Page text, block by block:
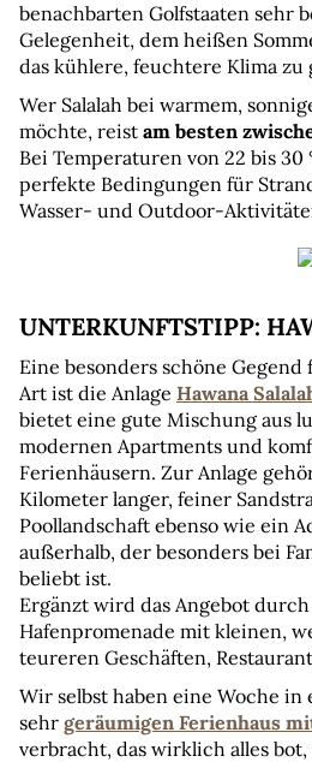
benachbarten Golfstaaten sehr
Gelegenheit, dem heißen
das kühlere, feuchtere Klima zu
Wer Salalah bei warmem,
möchte, reist am besten
Bei Temperaturen von 22 bis 30
perfekte Bedingungen für
Wasser- und Outdoor-
UNTERKUNFTSTIPP:
Eine besonders schöne
Art ist die Anlage Hawana
bietet eine gute Mischung aus
modernen Apartments und
Ferienhäusern. Zur Anlage
Kilometer langer, feiner
Poollandschaft ebenso wie ein
außerhalb, der besonders bei
beliebt ist.
Ergänzt wird das Angebot
Hafenpromenade mit kleinen,
teureren Geschäften,
Wir selbst haben eine Woche
sehr geräumigen Ferienhaus
verbracht, das wirklich alles